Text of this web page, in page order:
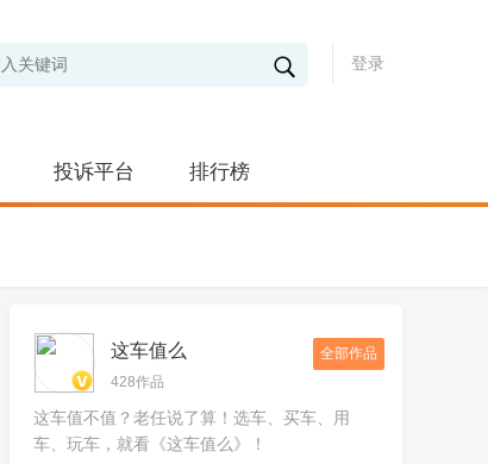
登录
投诉平台 排行榜
这车值么
428作品
全部作品
这车值不值？老任说了算！选车、买车、用
车、玩车，就看《这车值么》！